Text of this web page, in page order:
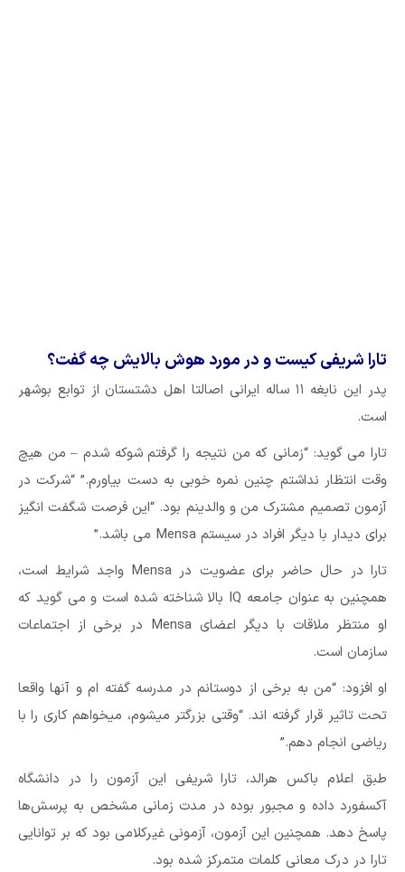
تارا شریفی کیست و در مورد هوش بالایش چه گفت؟
پدر این نابغه ۱۱ ساله ایرانی اصالتا اهل دشتستان از توابع بوشهر
است.
تارا می گوید: “زمانی که من نتیجه را گرفتم شوکه شدم – من هیچ
وقت انتظار نداشتم چنین نمره خوبی به دست بیاورم.” “شرکت در
آزمون تصمیم مشترک من و والدینم بود. “این فرصت شگفت انگیز
برای دیدار با دیگر افراد در سیستم Mensa می باشد.”
تارا در حال حاضر برای عضویت در Mensa واجد شرایط است،
همچنین به عنوان جامعه IQ بالا شناخته شده است و می گوید که
او منتظر ملاقات با دیگر اعضای Mensa در برخی از اجتماعات
سازمان است.
او افزود: “من به برخی از دوستانم در مدرسه گفته ام و آنها واقعا
تحت تاثیر قرار گرفته اند. “وقتی بزرگتر میشوم، میخواهم کاری را با
ریاضی انجام دهم.”
طبق اعلام باکس هرالد، تارا شریفی این آزمون را در دانشگاه
آکسفورد داده و مجبور بوده در مدت زمانی مشخص به پرسش‌ها
پاسخ دهد. همچنین این آزمون، آزمونی غیرکلامی بود که بر توانایی
تارا در درک معانی کلمات متمرکز شده بود.